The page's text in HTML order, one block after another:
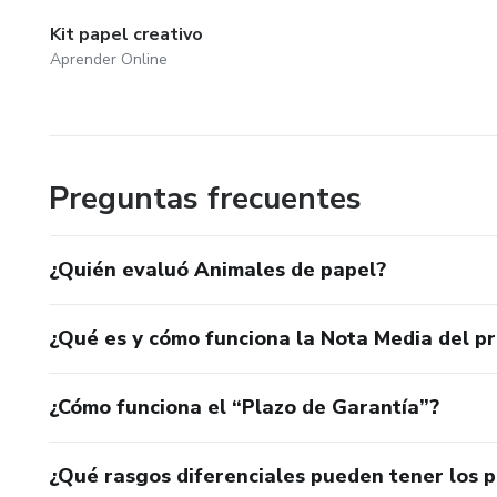
Kit papel creativo
Aprender Online
Preguntas frecuentes
¿Quién evaluó Animales de papel?
¿Qué es y cómo funciona la Nota Media del
¿Cómo funciona el “Plazo de Garantía”?
¿Qué rasgos diferenciales pueden tener los